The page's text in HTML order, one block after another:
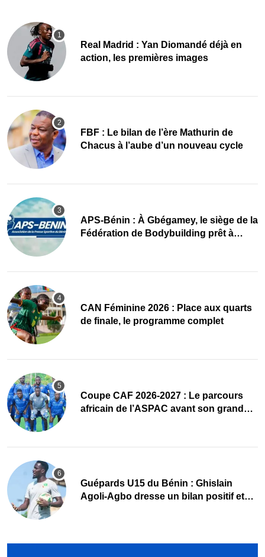
Real Madrid : Yan Diomandé déjà en
action, les premières images
FBF : Le bilan de l’ère Mathurin de
Chacus à l’aube d’un nouveau cycle
APS-Bénin : À Gbégamey, le siège de la
Fédération de Bodybuilding prêt à
CAN Féminine 2026 : Place aux quarts
de finale, le programme complet
Coupe CAF 2026-2027 : Le parcours
africain de l’ASPAC avant son grand
Guépards U15 du Bénin : Ghislain
Agoli-Agbo dresse un bilan positif et